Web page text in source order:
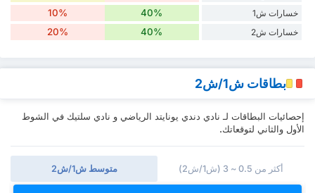
خسارات ش1 40%
10%
خسارات ش2 40%
20%
بطاقات ش1/ش2
إحصائيات البطاقات لـ نادي دندي يونايتد الرياضي و نادي سلتيك في الشوط
الأول والثاني لتوقعاتك.
متوسط ش1/ش2 أكثر من 0.5 ~ 3 (ش1/ش2)